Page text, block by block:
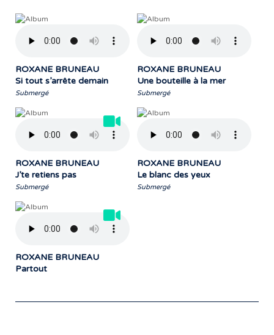
ROXANE BRUNEAU
Si tout s’arrête demain
Submergé
ROXANE BRUNEAU
Une bouteille à la mer
Submergé
ROXANE BRUNEAU
J’te retiens pas
Submergé
ROXANE BRUNEAU
Le blanc des yeux
Submergé
ROXANE BRUNEAU
Partout